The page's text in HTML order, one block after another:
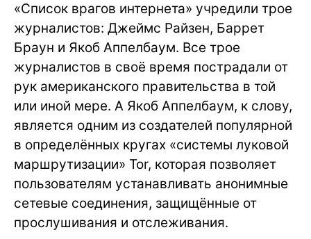
«Список врагов интернета» учредили трое
журналистов: Джеймс Райзен, Баррет
Браун и Якоб Аппелбаум. Все трое
журналистов в своё время пострадали от
рук американского правительства в той
или иной мере. А Якоб Аппелбаум, к слову,
является одним из создателей популярной
в определённых кругах «системы луковой
маршрутизации» Tor, которая позволяет
пользователям устанавливать анонимные
сетевые соединения, защищённые от
прослушивания и отслеживания.